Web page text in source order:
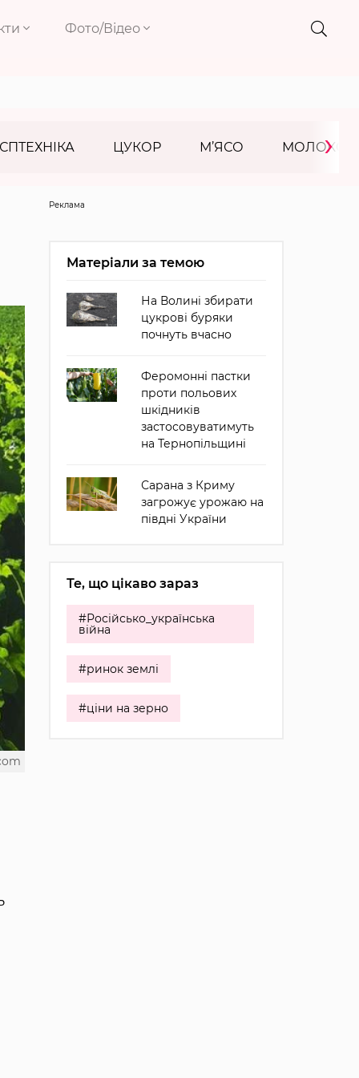
Фото/Відео
ЦУКОР М’ЯСО МОЛОКО
›
Реклама
Матеріали за темою
На Волині збирати
цукрові буряки
почнуть вчасно
Феромонні пастки
проти польових
шкідників
застосовуватимуть
на Тернопільщині
Сарана з Криму
загрожує урожаю на
півдні України
Те, що цікаво зараз
#Російсько_українська
війна
#ринок землі
#ціни на зерно